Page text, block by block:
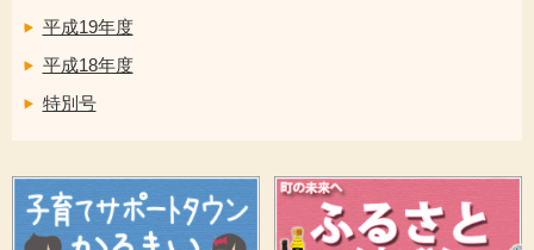
平成19年度
平成18年度
特別号